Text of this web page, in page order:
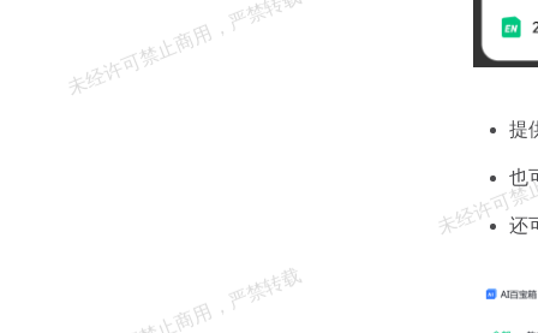
提
也
还